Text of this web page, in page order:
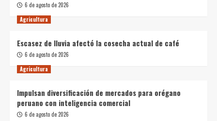
6 de agosto de 2026
Agricultura
Escasez de lluvia afectó la cosecha actual de café
6 de agosto de 2026
Agricultura
Impulsan diversificación de mercados para orégano
peruano con inteligencia comercial
6 de agosto de 2026